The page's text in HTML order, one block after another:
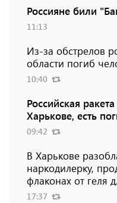
Россияне били
11:13
Из-за обстрелов
области погиб
10:40
Российская
Харькове, есть
09:42
В Харькове
наркодилерку,
флаконах от геля
17:37